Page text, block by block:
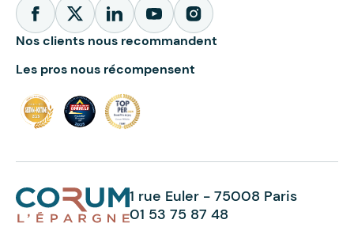
Nos clients nous recommandent
Les pros nous récompensent
1 rue Euler - 75008 Paris
01 53 75 87 48